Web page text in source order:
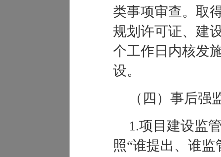
类事项审查。取
规划许可证、建
个工作日内核发
设。
（四）事后强
1 .项目建设监
照“谁提出、谁监